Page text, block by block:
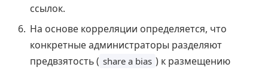
ссылок.
На основе корреляции определяется, что
конкретные администраторы разделяют
предвзятость ( share a bias ) к размещению